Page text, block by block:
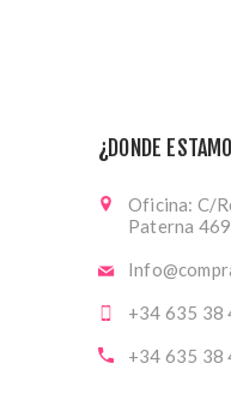
¿DONDE
Oficina: C/
Paterna
+34 635 38
+34 635 38